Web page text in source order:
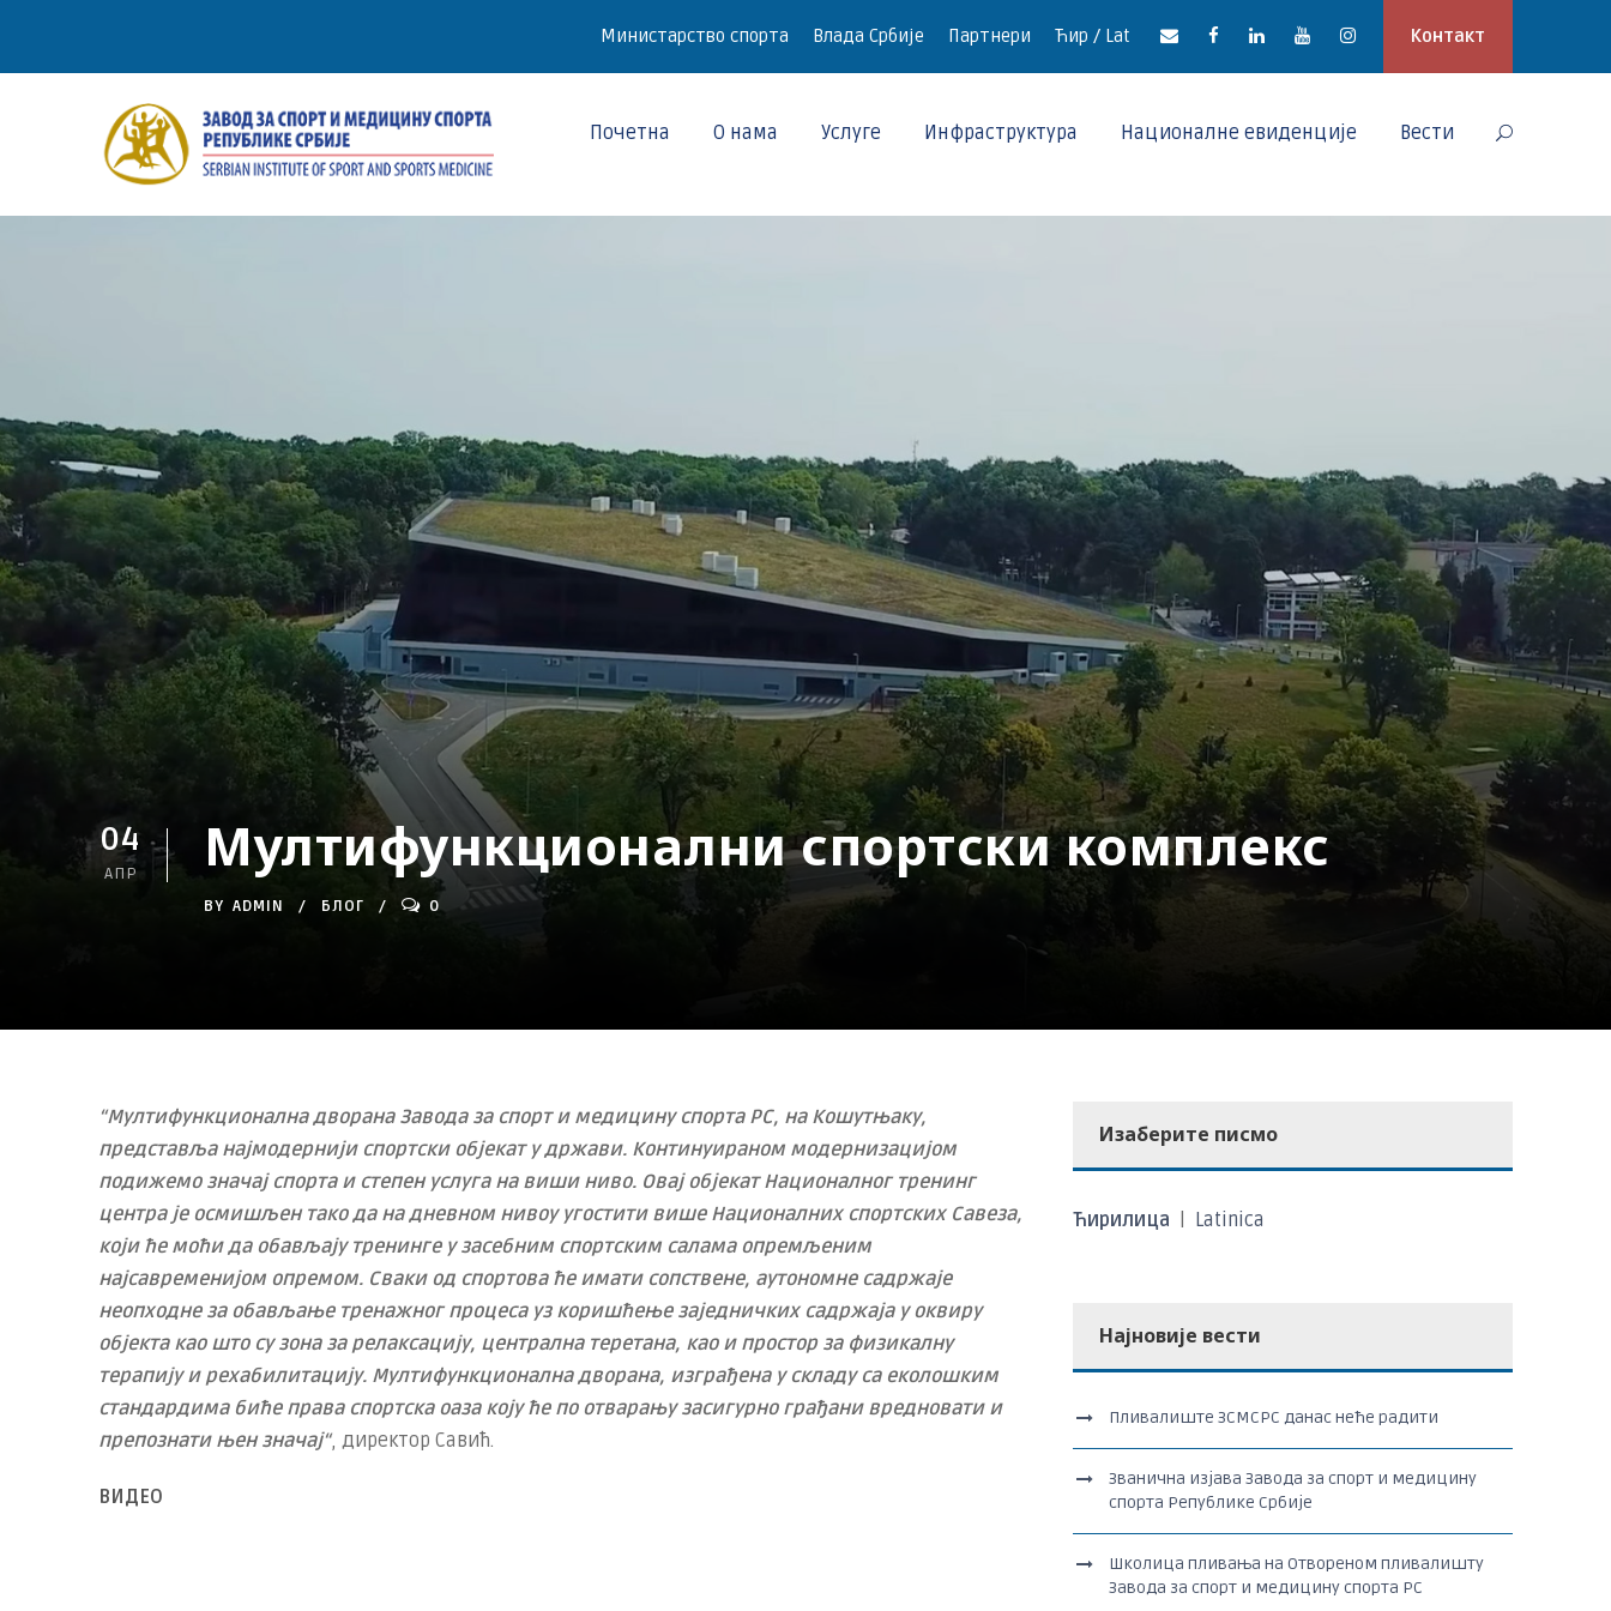
Министарство спорта Влада Србије Партнери Ћир / Lat Контакт
Почетна О нама Услуге Инфраструктура Националне евиденције Вести
04
АПР Мултифункционални спортски комплекс
BY ADMIN БЛОГ 0
“Мултифункционална дворана Завода за спорт и медицину спорта РС, на Кошутњаку,
представља најмодернији спортски објекат у држави. Континуираном модернизацијом
подижемо значај спорта и степен услуга на виши ниво. Овај објекат Националног тренинг
центра је осмишљен тако да на дневном нивоу угостити више Националних спортских Савеза,
који ће моћи да обављају тренинге у засебним спортским салама опремљеним
најсавременијом опремом. Сваки од спортова ће имати сопствене, аутономне садржаје
неопходне за обављање тренажног процеса уз коришћење заједничких садржаја у оквиру
објекта као што су зона за релаксацију, централна теретана, као и простор за физикалну
терапију и рехабилитацију. Мултифункционална дворана, изграђена у складу са еколошким
стандардима биће права спортска оаза коју ће по отварању засигурно грађани вредновати и
препознати њен значај“, директор Савић.
ВИДЕО
Изаберите писмо
Ћирилица Latinica
Најновије вести
Пливалиште ЗСМСРС данас неће радити
Званична изјава Завода за спорт и медицину
спорта Републике Србије
Школица пливања на Отвореном пливалишту
Завода за спорт и медицину спорта РС